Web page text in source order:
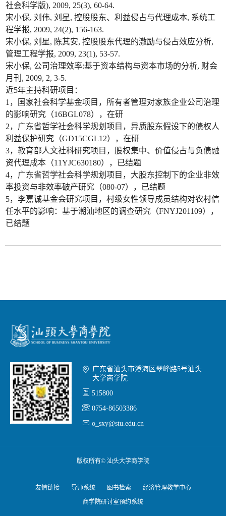
社会科学版), 2009, 25(3), 60-64.
宋小保, 刘伟, 刘星, 控股股东、利益侵占与代理成本, 系统工
程学报, 2009, 24(2), 156-163.
宋小保, 刘星, 陈其安, 控股股东代理的激励与侵占效应分析,
管理工程学报, 2009, 23(1), 53-57.
宋小保, 公司治理效率:基于资本结构与资本市场的分析, 财会
月刊, 2009, 2, 3-5.
近5年主持科研项目：
1，国家社会科学基金项目，所有者管理对家族企业公司治理
的影响研究（16BGL078），在研
2，广东省哲学社会科学规划项目，异质股东假设下的债权人
利益保护研究（GD15CGL12），在研
3，教育部人文社科研究项目，股权集中、价值侵占与负债融
资代理成本（11YJC630180），已结题
4，广东省哲学社会科学规划项目，大股东控制下的企业非效
率投资与非效率破产研究（080-07），已结题
5，李嘉诚基金会研究项目，村级女性领导成员结构对农村信
任水平的影响：基于潮汕地区的调查研究（FNYJ201109），
已结题
 广东省汕头市澄海区翠峰路5号汕头
大学商学院
 515800
 0754-86503386
 o_sxy@stu.edu.cn
版权所有© 汕头大学商学院
友情链接 导师系统 图书检索
经济管理教学中心
商学院研讨室预约系统